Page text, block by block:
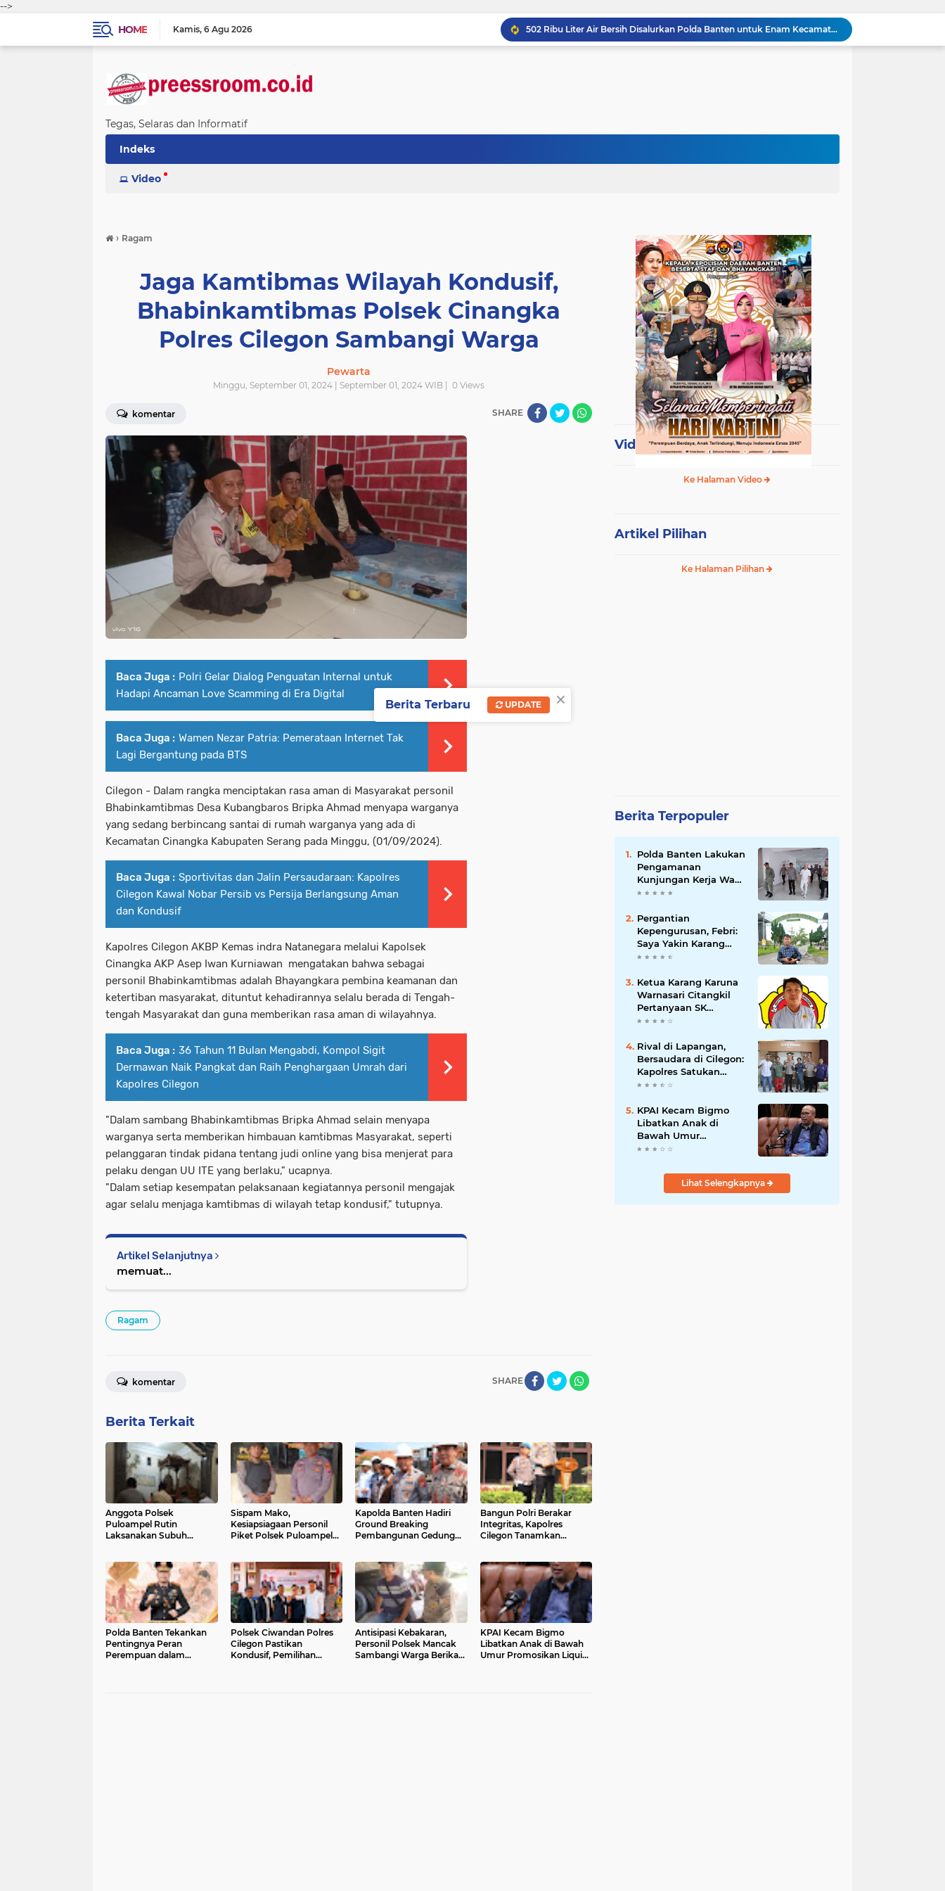
-->
HOME
Kamis 6 Agu 2026
502 Ribu Liter Air Bersih Disalurkan Polda Banten untuk Enam Kecamatan di Kabupaten Serang
Melalui Talkshow RRI Banten, Polda Banten Edukasi Masyarakat tentang Bahaya Karhutla dan Konsekuensi Hukum Pembakaran Lahan
Bhabinkamtibmas Polsek Puloampel Sambang Warganya, Himbau Bahaya Bakar Sampah dan Sosialisasikan Layanan 110
Tegas, Selaras dan Informatif
Indeks
Video
› Ragam
Jaga Kamtibmas Wilayah Kondusif,
Bhabinkamtibmas Polsek Cinangka
Polres Cilegon Sambangi Warga
Pewarta
Minggu, September 01, 2024 | September 01, 2024 WIB | 0 Views
komentar SHARE
Baca Juga : Polri Gelar Dialog Penguatan Internal untuk
Hadapi Ancaman Love Scamming di Era Digital
Baca Juga : Wamen Nezar Patria: Pemerataan Internet Tak
Lagi Bergantung pada BTS
Cilegon - Dalam rangka menciptakan rasa aman di Masyarakat personil
Bhabinkamtibmas Desa Kubangbaros Bripka Ahmad menyapa warganya
yang sedang berbincang santai di rumah warganya yang ada di
Kecamatan Cinangka Kabupaten Serang pada Minggu, (01/09/2024).
Baca Juga : Sportivitas dan Jalin Persaudaraan: Kapolres
Cilegon Kawal Nobar Persib vs Persija Berlangsung Aman
dan Kondusif
Kapolres Cilegon AKBP Kemas indra Natanegara melalui Kapolsek
Cinangka AKP Asep Iwan Kurniawan mengatakan bahwa sebagai
personil Bhabinkamtibmas adalah Bhayangkara pembina keamanan dan
ketertiban masyarakat, dituntut kehadirannya selalu berada di Tengah-
tengah Masyarakat dan guna memberikan rasa aman di wilayahnya.
Baca Juga : 36 Tahun 11 Bulan Mengabdi, Kompol Sigit
Dermawan Naik Pangkat dan Raih Penghargaan Umrah dari
Kapolres Cilegon
"Dalam sambang Bhabinkamtibmas Bripka Ahmad selain menyapa
warganya serta memberikan himbauan kamtibmas Masyarakat, seperti
pelanggaran tindak pidana tentang judi online yang bisa menjerat para
pelaku dengan UU ITE yang berlaku," ucapnya.
"Dalam setiap kesempatan pelaksanaan kegiatannya personil mengajak
agar selalu menjaga kamtibmas di wilayah tetap kondusif," tutupnya.
Artikel Selanjutnya
memuat...
Ragam
SHARE
komentar
Berita Terkait
Anggota Polsek
Puloampel Rutin
Laksanakan Subuh
Sispam Mako,
Kesiapsiagaan Personil
Piket Polsek Puloampel
Kapolda Banten Hadiri
Ground Breaking
Pembangunan Gedung
Bangun Polri Berakar
Integritas, Kapolres
Cilegon Tanamkan
Wujudkan Pelayanan
Presisi
Polda Banten Tekankan
Pentingnya Peran
Perempuan dalam
Polsek Ciwandan Polres
Cilegon Pastikan
Kondusif, Pemilihan
Antisipasi Kebakaran,
Personil Polsek Mancak
Sambangi Warga Berikan
KPAI Kecam Bigmo
Libatkan Anak di Bawah
Umur Promosikan Liquid
Video Terpopuler
Ke Halaman Video
Artikel Pilihan
Ke Halaman Pilihan
Berita Terpopuler
Polda Banten Lakukan
Pengamanan
Kunjungan Kerja Wakil
Presiden RI
Pergantian
Kepengurusan, Febri:
Saya Yakin Karang
Taruna Wanakarsa
Kepemimpinan Bung
Entus Jauh Membawa
Manfaat
Ketua Karang Karuna
Warnasari Citangkil
Pertanyaan SK
Karetaker dan Urgensi
Berduka
Rival di Lapangan,
Bersaudara di Cilegon:
Kapolres Satukan
Viking dan Jak Mania
Piala Presiden 2026
KPAI Kecam Bigmo
Libatkan Anak di
Bawah Umur
Promosikan Liquid
Bertindak Tegas
Lihat Selengkapnya
×
Berita Terbaru UPDATE